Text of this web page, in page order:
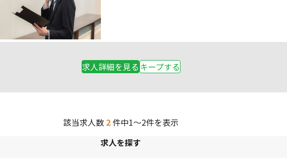
求人詳細を見る キープする
ペ
ー
該当求人数 2件中1～2件を表示
求人を探す